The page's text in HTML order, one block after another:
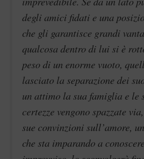
degli amici fidati e una
che gli garantisce grandi
qualcosa dentro di lui si è
peso di un enorme vuoto,
lasciato la separazione dei
un attimo la sua famiglia e le
certezze vengono spazzate
sue convinzioni sull’amore,
che sta imparando a